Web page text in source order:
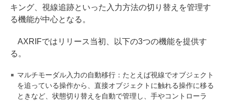
キング、視線追跡といった入力方法の切り替えを管理す
る機能が中心となる。
AXRIFではリリース当初、以下の3つの機能を提供す
る。
マルチモーダル入力の自動移行：たとえば視線でオブジェクト
を追っている操作から、直接オブジェクトに触れる操作に移る
ときなど、状態切り替えを自動で管理し、手やコントローラ